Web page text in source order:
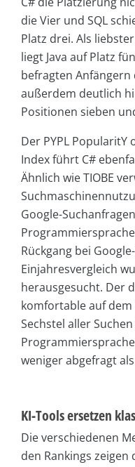
die Vier und SQL
Platz drei. Als
liegt Java auf Platz
befragten Anfängern
außerdem deutlich
Positionen sieben
Der PYPL
Index führt C#
Ähnlich wie TIOBE
Google-
Rückgang bei
Einjahresvergleich
herausgesucht. Der
komfortable auf
Sechstel aller
weniger abgefragt
KI-Tools ersetzen
Die verschiedenen
den Rankings zeigen